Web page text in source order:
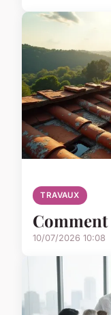
TRAVAUX
10/07/2026 10:08